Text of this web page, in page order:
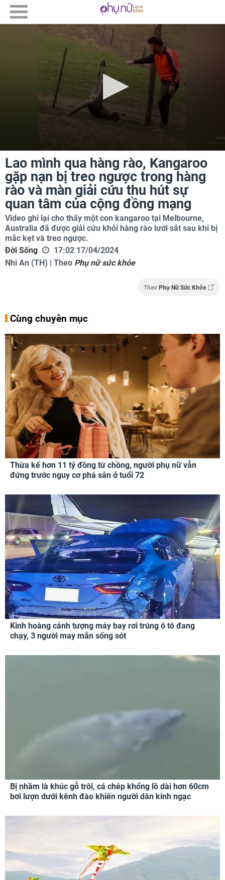
Lao mình qua hàng rào, Kangaroo
gặp nạn bị treo ngược trong hàng
rào và màn giải cứu thu hút sự
quan tâm của cộng đồng mạng
Video ghi lại cho thấy một con kangaroo tại Melbourne,
Australia đã được giải cứu khỏi hàng rào lưới sắt sau khi bị
mắc kẹt và treo ngược.
Đời Sống
17:02 17/04/2024
Nhi An (TH) | Theo Phụ nữ sức khỏe
Theo Phụ Nữ Sức Khỏe
Cùng chuyên mục
Thừa kế hơn 11 tỷ đồng từ chồng, người phụ nữ vẫn
đứng trước nguy cơ phá sản ở tuổi 72
Kinh hoàng cảnh tượng máy bay rơi trúng ô tô đang
chạy, 3 người may mắn sống sót
Bị nhầm là khúc gỗ trôi, cá chép khổng lồ dài hơn 60cm
bơi lượn dưới kênh đào khiến người dân kinh ngạc